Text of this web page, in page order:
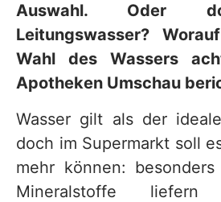
Auswahl. Oder
Leitungswasser?
Wahl des Wassers
Apotheken Umschau
Wasser gilt als der
doch im Supermarkt soll
mehr können:
Mineralstoffe